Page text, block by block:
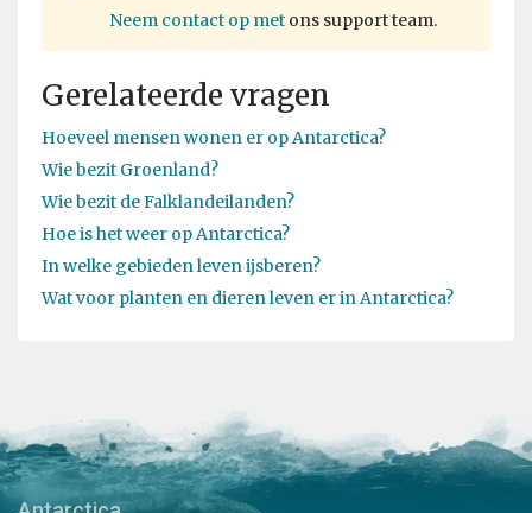
Neem contact op met ons support team.
Gerelateerde vragen
Hoeveel mensen wonen er op Antarctica?
Wie bezit Groenland?
Wie bezit de Falklandeilanden?
Hoe is het weer op Antarctica?
In welke gebieden leven ijsberen?
Wat voor planten en dieren leven er in Antarctica?